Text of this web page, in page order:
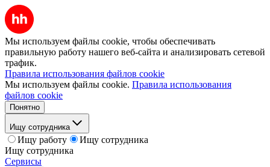
Мы используем файлы cookie, чтобы обеспечивать
правильную работу нашего веб-сайта и анализировать сетевой
трафик.
Правила использования файлов cookie
Мы используем файлы cookie. Правила использования
файлов cookie
Понятно
Ищу сотрудника
Ищу работу
Ищу сотрудника
Ищу сотрудника
Сервисы